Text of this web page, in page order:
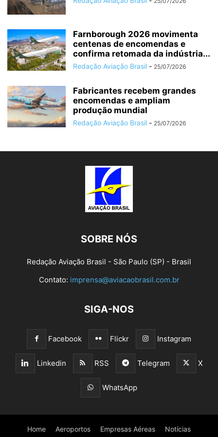
Farnborough 2026 movimenta
centenas de encomendas e
confirma retomada da indústria...
Redação Aviação Brasil - 25/07/2026
Fabricantes recebem grandes
encomendas e ampliam
produção mundial
Redação Aviação Brasil - 25/07/2026
SOBRE NÓS
Redação Aviação Brasil - São Paulo (SP) - Brasil
Contato: imprensa@aviacaobrasil.com.br
SIGA-NOS
Facebook Flickr Instagram
Linkedin RSS Telegram X
WhatsApp
Home Aeroportos Empresas Aéreas Notícias